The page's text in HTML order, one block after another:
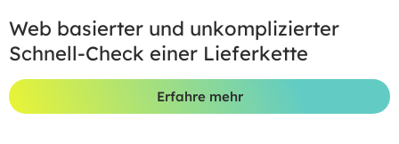
Web basierter und unkomplizierter
Schnell-Check einer Lieferkette
Erfahre mehr